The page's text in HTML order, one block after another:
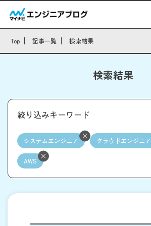
Top 記事一覧 検索結果
検索結果
絞り込みキーワード
システムエンジニア クラウドエンジニア
AWS